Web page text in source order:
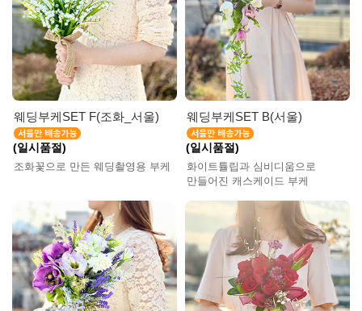
웨딩부케SET F(조화_서울)
(일시품절)
조화꽃으로 만든 웨딩촬영용 부케
웨딩부케SET B(서울)
(일시품절)
화이트튤립과 심비디움으로
만들어진 캐스케이드 부케